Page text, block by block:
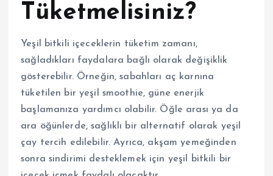
Tüketmelisiniz?
Yeşil bitkili içeceklerin tüketim zamanı,
sağladıkları faydalara bağlı olarak değişiklik
gösterebilir. Örneğin, sabahları aç karnına
tüketilen bir yeşil smoothie, güne enerjik
başlamanıza yardımcı olabilir. Öğle arası ya da
ara öğünlerde, sağlıklı bir alternatif olarak yeşil
çay tercih edilebilir. Ayrıca, akşam yemeğinden
sonra sindirimi desteklemek için yeşil bitkili bir